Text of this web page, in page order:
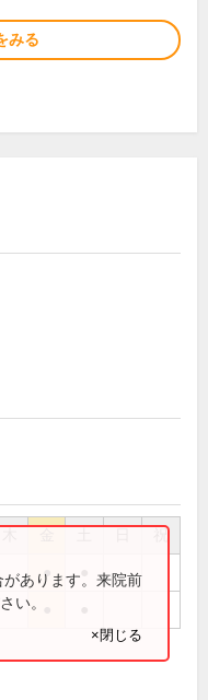
みる
祝
●
あります。来院前
い。
×閉じる